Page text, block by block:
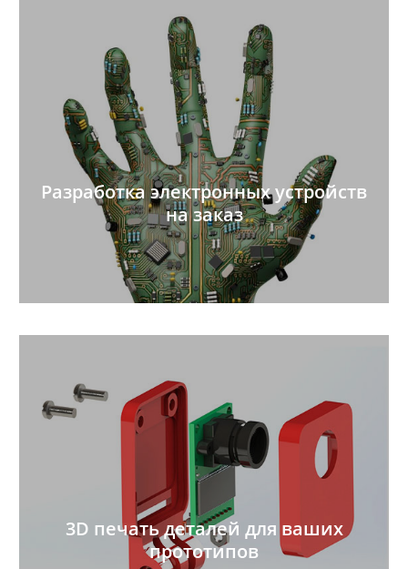
Разработка электронных устройств
на заказ
3D печать деталей для ваших
прототипов